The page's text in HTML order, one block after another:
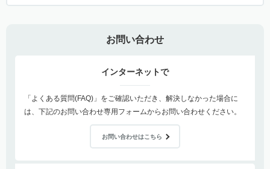
お問い合わせ
インターネットで
「よくある質問(FAQ)」をご確認いただき、解決しなかった場合に
は、下記のお問い合わせ専用フォームからお問い合わせください。
お問い合わせはこちら